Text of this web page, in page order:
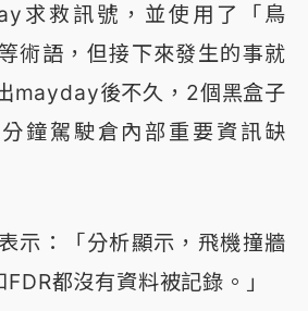
求救訊號，並使用了「鳥
術語，但接下來發生的事就
mayday後不久，2個黑盒子
鐘駕駛倉內部重要資訊缺
示：「分析顯示，飛機撞牆
都沒有資料被記錄。」